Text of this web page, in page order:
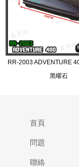
RR-2003 ADVENTURE
黑曜石
首頁
問題
聯絡